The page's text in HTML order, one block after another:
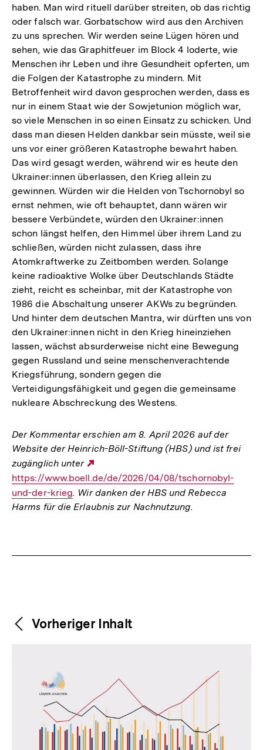
haben. Man wird rituell darüber streiten, ob das richtig
oder falsch war. Gorbatschow wird aus den Archiven
zu uns sprechen. Wir werden seine Lügen hören und
sehen, wie das Graphitfeuer im Block 4 loderte, wie
Menschen ihr Leben und ihre Gesundheit opferten, um
die Folgen der Katastrophe zu mindern. Mit
Betroffenheit wird davon gesprochen werden, dass es
nur in einem Staat wie der Sowjetunion möglich war,
so viele Menschen in so einen Einsatz zu schicken. Und
dass man diesen Helden dankbar sein müsste, weil sie
uns vor einer größeren Katastrophe bewahrt haben.
Das wird gesagt werden, während wir es heute den
Ukrainer:innen überlassen, den Krieg allein zu
gewinnen. Würden wir die Helden von Tschornobyl so
ernst nehmen, wie oft behauptet, dann wären wir
bessere Verbündete, würden den Ukrainer:innen
schon längst helfen, den Himmel über ihrem Land zu
schließen, würden nicht zulassen, dass ihre
Atomkraftwerke zu Zeitbomben werden. Solange
keine radioaktive Wolke über Deutschlands Städte
zieht, reicht es scheinbar, mit der Katastrophe von
1986 die Abschaltung unserer AKWs zu begründen.
Und hinter dem deutschen Mantra, wir dürften uns von
den Ukrainer:innen nicht in den Krieg hineinziehen
lassen, wächst absurderweise nicht eine Bewegung
gegen Russland und seine menschenverachtende
Kriegsführung, sondern gegen die
Verteidigungsfähigkeit und gegen die gemeinsame
nukleare Abschreckung des Westens.
Der Kommentar erschien am 8. April 2026 auf der
Website der Heinrich-Böll-Stiftung (HBS) und ist frei
zugänglich unter
Link:
https://www.boell.de/de/2026/04/08/tschornobyl-
und-der-krieg. Wir danken der HBS und Rebecca
Harms für die Erlaubnis zur Nachnutzung.
Weitere
Content-
Navigation
Vorheriger Inhalt